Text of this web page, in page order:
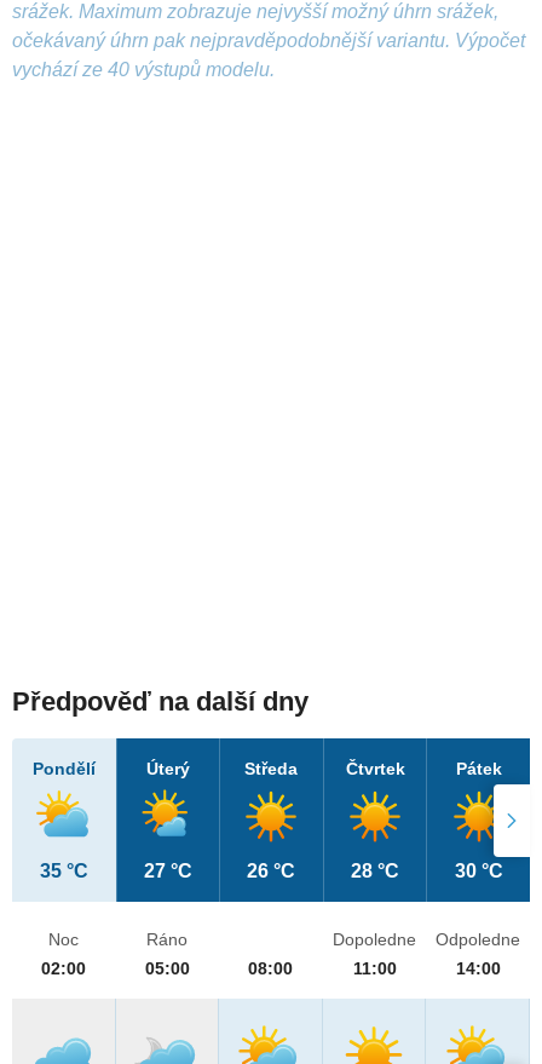
srážek. Maximum zobrazuje nejvyšší možný úhrn srážek,
očekávaný úhrn pak nejpravděpodobnější variantu. Výpočet
vychází ze 40 výstupů modelu.
Předpověď na další dny
Pondělí
35 °C
Úterý
27 °C
Středa
26 °C
Čtvrtek
28 °C
Pátek
30 °C
Noc
02:00
Ráno
05:00
08:00
Dopoledne
11:00
Odpoledne
14:00